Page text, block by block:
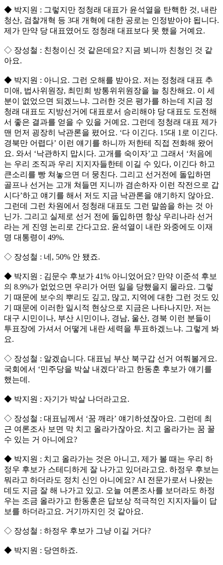
◆ 박지원 : 그렇지만 정청래 대표가 윤석열을 탄핵한 것, 내란
청산, 검찰개혁 등 3대 개혁에 대한 공로는 인정받아야 됩니다.
제가 만약 당 대표였어도 정청래 대표보다 못 했을 거예요.
◇ 장성철 : 친청이신 것 같은데요? 지금 뵈니까 친청인 것 같
아요.
◆ 박지원 : 아니요. 그런 오해를 받아요. 저는 정청래 대표 추
미애, 법사위원장, 최민희 방통위위원장을 늘 칭찬해요. 이 세
분이 없었으면 되겠느냐. 그러한 것은 평가를 하는데 지금 정
청래 대표도 지방선거에 대표로서 승리해야 당 대표도 도전해
서 좋은 결과를 얻을 수 있을 거예요. 그런데 정청래 대표 제가
맨 먼저 굉장히 낙관론을 폈어요. ‘다 이긴다. 15대 1로 이긴다.
경북만 어렵다’ 이런 얘기를 하니까 저한테 직접 전화해 왔어
요. 와서 ‘낙관하지 맙시다. 고개를 숙이자’고 그래서 ‘처음에
는 우리 조직과 우리 지지자들한테 이길 수 있다, 이긴다 하고
큰소리를 빵 쳐놓으면 더 뭉친다. 그리고 선거전에 돌입하면
골프나 선거는 고개 쳐들면 지니까 겸손하자 이런 작전으로 갑
시다’하고 얘기를 해서 저도 지금 낙관론을 얘기하지 않아요.
그런데 그런 차원에서 정청래 대표도 그런 말씀을 하는 것 아
닌가. 그리고 실제로 선거 전에 돌입하면 항상 우리나라 선거
라는 게 진영 논리로 간다고요. 윤석열이 내란 와중에도 이재
명 대통령이 49%.
◇ 장성철 : 네, 50% 안 됐죠.
◆ 박지원 : 김문수 후보가 41% 아니었어요? 만약 이준석 후보
의 8.9%가 없었으면 우리가 어떤 일을 당했을지 몰라요. 그렇
기 때문에 보수의 뿌리도 깊고, 많고, 지역에 대한 그런 것도 있
기 때문에 이러한 일시적 현상으로 지금은 나타나지만. 저는
대구 시민이나, 부산 시민이나, 경남, 울산, 경북 이런 분들이
투표장에 가셔서 어떻게 내란 세력을 투표하겠느냐. 그렇게 봐
요.
◇ 장성철 : 알겠습니다. 대표님 부산 북구갑 선거 여쭤볼게요.
국회에서 ‘민주당을 박살 내겠다’라고 한동훈 후보가 얘기를
했는데.
◆ 박지원 : 자기가 박살 나더라고요.
◇ 장성철 : 대표님께서 ‘꿈 깨라’ 얘기하셨잖아요. 그런데 최
근 여론조사 보면 막 치고 올라가잖아요. 치고 올라가는 꿈 꿀
수 있는 거 아니에요?
◆ 박지원 : 치고 올라가는 것은 아니고, 제가 볼 때는 우리 하
정우 후보가 스테디하게 잘 나가고 있더라고요. 하정우 후보는
뭐라고 하더라도 정치 신인 아니에요? AI 전문가로서 나왔는
데도 지금 잘 해 나가고 있고. 오늘 여론조사를 보더라도 하정
우는 조금 올라가고 한동훈은 답보상 적극적인 지지자들이 답
보를 하더라고요. 거기까지인 것 같아요.
◇ 장성철 : 하정우 후보가 그냥 이길 거다?
◆ 박지원 : 당연하죠.